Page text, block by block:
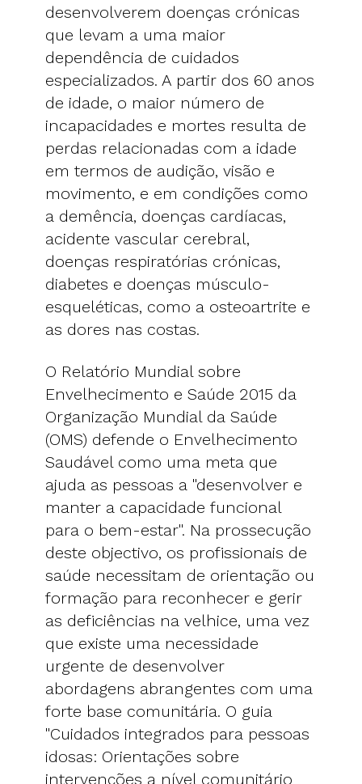
desenvolverem doenças crónicas
que levam a uma maior
dependência de cuidados
especializados. A partir dos 60 anos
de idade, o maior número de
incapacidades e mortes resulta de
perdas relacionadas com a idade
em termos de audição, visão e
movimento, e em condições como
a demência, doenças cardíacas,
acidente vascular cerebral,
doenças respiratórias crónicas,
diabetes e doenças músculo-
esqueléticas, como a osteoartrite e
as dores nas costas.
O Relatório Mundial sobre
Envelhecimento e Saúde 2015 da
Organização Mundial da Saúde
(OMS) defende o Envelhecimento
Saudável como uma meta que
ajuda as pessoas a "desenvolver e
manter a capacidade funcional
para o bem-estar". Na prossecução
deste objectivo, os profissionais de
saúde necessitam de orientação ou
formação para reconhecer e gerir
as deficiências na velhice, uma vez
que existe uma necessidade
urgente de desenvolver
abordagens abrangentes com uma
forte base comunitária. O guia
"Cuidados integrados para pessoas
idosas: Orientações sobre
intervenções a nível comunitário